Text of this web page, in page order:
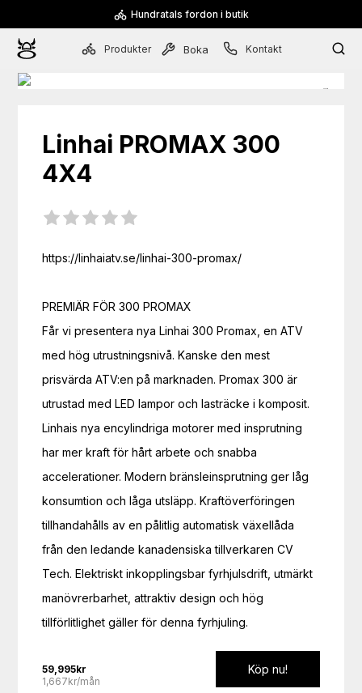
Hundratals fordon i butik
Produkter Boka Kontakt
Linhai PROMAX 300
4X4
https://linhaiatv.se/linhai-300-promax/
PREMIÄR FÖR 300 PROMAX
Får vi presentera nya Linhai 300 Promax, en ATV
med hög utrustningsnivå. Kanske den mest
prisvärda ATV:en på marknaden. Promax 300 är
utrustad med LED lampor och lasträcke i komposit.
Linhais nya encylindriga motorer med insprutning
har mer kraft för hårt arbete och snabba
accelerationer. Modern bränsleinsprutning ger låg
konsumtion och låga utsläpp. Kraftöverföringen
tillhandahålls av en pålitlig automatisk växellåda
från den ledande kanadensiska tillverkaren CV
Tech. Elektriskt inkopplingsbar fyrhjulsdrift, utmärkt
manövrerbarhet, attraktiv design och hög
tillförlitlighet gäller för denna fyrhjuling.
59,995kr
1,667kr/mån
Köp nu!